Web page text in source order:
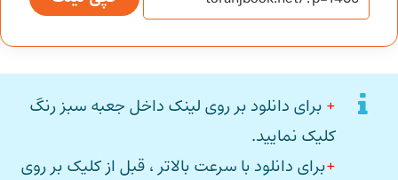
+ برای دانلود بر روی لینک داخل جعبه سبز رنگ
کلیک نمایید.
+برای دانلود با سرعت بالاتر ، قبل از کلیک بر روی